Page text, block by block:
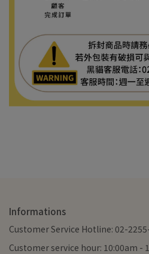
Informations
Customer Service Hotline: 02-
Customer service hour: 10:00am -